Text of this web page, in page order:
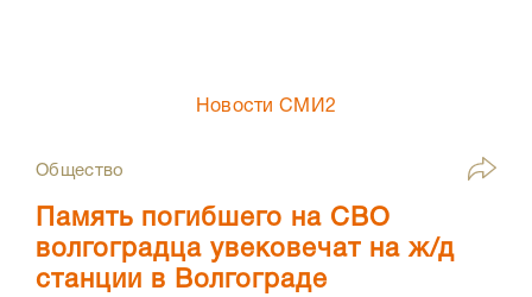
Новости СМИ2
Общество
Память погибшего на СВО
волгоградца увековечат на ж/д
станции в Волгограде